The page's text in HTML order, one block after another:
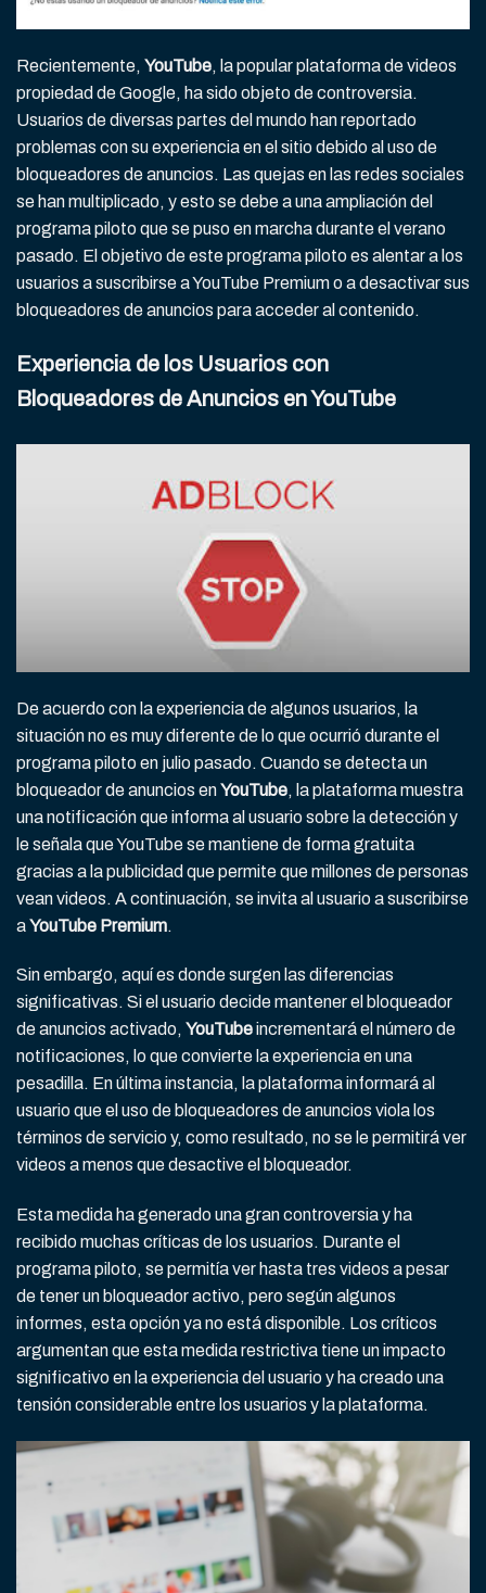
Recientemente, YouTube, la popular plataforma de videos
propiedad de Google, ha sido objeto de controversia.
Usuarios de diversas partes del mundo han reportado
problemas con su experiencia en el sitio debido al uso de
bloqueadores de anuncios. Las quejas en las redes sociales
se han multiplicado, y esto se debe a una ampliación del
programa piloto que se puso en marcha durante el verano
pasado. El objetivo de este programa piloto es alentar a los
usuarios a suscribirse a YouTube Premium o a desactivar sus
bloqueadores de anuncios para acceder al contenido.
Experiencia de los Usuarios con
Bloqueadores de Anuncios en YouTube
De acuerdo con la experiencia de algunos usuarios, la
situación no es muy diferente de lo que ocurrió durante el
programa piloto en julio pasado. Cuando se detecta un
bloqueador de anuncios enYouTube, la plataforma muestra
una notificación que informa al usuario sobre la detección y
le señala que YouTube se mantiene de forma gratuita
gracias a la publicidad que permite que millones de personas
vean videos. A continuación, se invita al usuario a suscribirse
aYouTube Premium.
Sin embargo, aquí es donde surgen las diferencias
significativas. Si el usuario decide mantener el bloqueador
de anuncios activado, YouTubeincrementará el número de
notificaciones, lo que convierte la experiencia en una
pesadilla. En última instancia, la plataforma informará al
usuario que el uso de bloqueadores de anuncios viola los
términos de servicio y, como resultado, no se le permitirá ver
videos a menos que desactive el bloqueador.
Esta medida ha generado una gran controversia y ha
recibido muchas críticas de los usuarios. Durante el
programa piloto, se permitía ver hasta tres videos a pesar
de tener un bloqueador activo, pero según algunos
informes, esta opción ya no está disponible. Los críticos
argumentan que esta medida restrictiva tiene un impacto
significativo en la experiencia del usuario y ha creado una
tensión considerable entre los usuarios y la plataforma.